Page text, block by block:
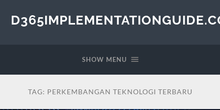
SHOW MENU
TAG: PERKEMBANGAN TEKNOLOGI TERBARU